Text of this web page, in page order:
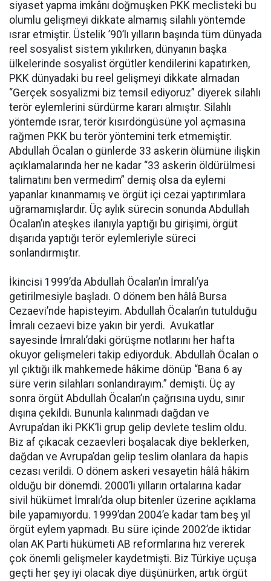
siyaset yapma imkânı doğmuşken PKK meclisteki bu
olumlu gelişmeyi dikkate almamış silahlı yöntemde
ısrar etmiştir. Üstelik ’90’lı yılların başında tüm dünyada
reel sosyalist sistem yıkılırken, dünyanın başka
ülkelerinde sosyalist örgütler kendilerini kapatırken,
PKK dünyadaki bu reel gelişmeyi dikkate almadan
“Gerçek sosyalizmi biz temsil ediyoruz” diyerek silahlı
terör eylemlerini sürdürme kararı almıştır. Silahlı
yöntemde ısrar, terör kısırdöngüsüne yol açmasına
rağmen PKK bu terör yöntemini terk etmemiştir.
Abdullah Öcalan o günlerde 33 askerin ölümüne ilişkin
açıklamalarında her ne kadar “33 askerin öldürülmesi
talimatını ben vermedim” demiş olsa da eylemi
yapanlar kınanmamış ve örgüt içi cezai yaptırımlara
uğramamışlardır. Üç aylık sürecin sonunda Abdullah
Öcalan’ın ateşkes ilanıyla yaptığı bu girişimi, örgüt
dışarıda yaptığı terör eylemleriyle süreci
sonlandırmıştır.
İkincisi 1999’da Abdullah Öcalan’ın İmralı’ya
getirilmesiyle başladı. O dönem ben hâlâ Bursa
Cezaevi’nde hapisteyim. Abdullah Öcalan’ın tutulduğu
İmralı cezaevi bize yakın bir yerdi. Avukatlar
sayesinde İmralı’daki görüşme notlarını her hafta
okuyor gelişmeleri takip ediyorduk. Abdullah Öcalan o
yıl çıktığı ilk mahkemede hâkime dönüp “Bana 6 ay
süre verin silahları sonlandırayım.” demişti. Üç ay
sonra örgüt Abdullah Öcalan’ın çağrısına uydu, sınır
dışına çekildi. Bununla kalınmadı dağdan ve
Avrupa’dan iki PKK’li grup gelip devlete teslim oldu.
Biz af çıkacak cezaevleri boşalacak diye beklerken,
dağdan ve Avrupa’dan gelip teslim olanlara da hapis
cezası verildi. O dönem askeri vesayetin hâlâ hâkim
olduğu bir dönemdi. 2000’li yılların ortalarına kadar
sivil hükümet İmralı’da olup bitenler üzerine açıklama
bile yapamıyordu. 1999’dan 2004’e kadar tam beş yıl
örgüt eylem yapmadı. Bu süre içinde 2002’de iktidar
olan AK Parti hükümeti AB reformlarına hız vererek
çok önemli gelişmeler kaydetmişti. Biz Türkiye uçuşa
geçti her şey iyi olacak diye düşünürken, artık örgüt